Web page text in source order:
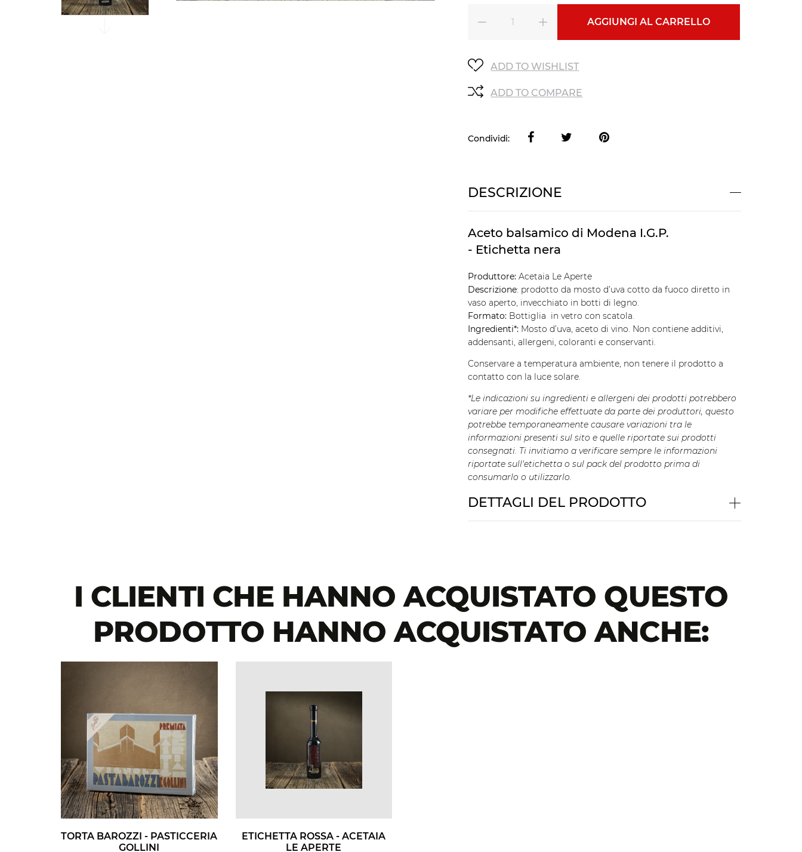
AGGIUNGI AL CARRELLO
ADD TO WISHLIST
ADD TO COMPARE
Condividi:
DESCRIZIONE
Aceto balsamico di Modena I.G.P.
- Etichetta nera
Produttore: Acetaia Le Aperte
Descrizione: prodotto da mosto d’uva cotto da fuoco diretto in
vaso aperto, invecchiato in botti di legno.
Formato: Bottiglia in vetro con scatola.
Ingredienti*: Mosto d’uva, aceto di vino. Non contiene additivi,
addensanti, allergeni, coloranti e conservanti.
Conservare a temperatura ambiente, non tenere il prodotto a
contatto con la luce solare.
*Le indicazioni su ingredienti e allergeni dei prodotti potrebbero
variare per modifiche effettuate da parte dei produttori, questo
potrebbe temporaneamente causare variazioni tra le
informazioni presenti sul sito e quelle riportate sui prodotti
consegnati. Ti invitiamo a verificare sempre le informazioni
riportate sull'etichetta o sul pack del prodotto prima di
consumarlo o utilizzarlo.
DETTAGLI DEL PRODOTTO
I CLIENTI CHE HANNO ACQUISTATO QUESTO
PRODOTTO HANNO ACQUISTATO ANCHE:
TORTA BAROZZI - PASTICCERIA
GOLLINI
ETICHETTA ROSSA - ACETAIA
LE APERTE